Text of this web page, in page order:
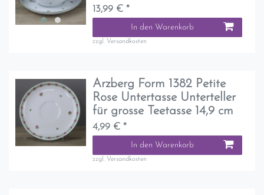
13,99 € *
In den Warenkorb
zzgl. Versandkosten
Arzberg Form 1382 Petite
Rose Untertasse Unterteller
für grosse Teetasse 14,9 cm
4,99 € *
In den Warenkorb
zzgl. Versandkosten